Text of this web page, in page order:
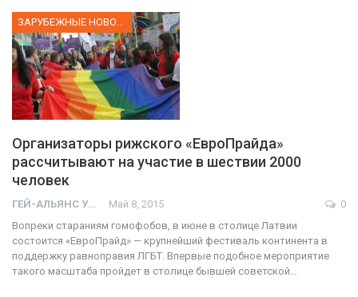
ЗАРУБЕЖНЫЕ НОВОСТИ
Организаторы рижского «ЕвроПрайда»
рассчитывают на участие в шествии 2000
человек
ГЕЙ-АЛЬЯНС УКРАИНА Май 8, 2015
0
Вопреки стараниям гомофобов, в июне в столице Латвии
состоится «ЕвроПрайд» — крупнейший фестиваль континента в
поддержку равноправия ЛГБТ. Впервые подобное мероприятие
такого масштаба пройдет в столице бывшей советской…